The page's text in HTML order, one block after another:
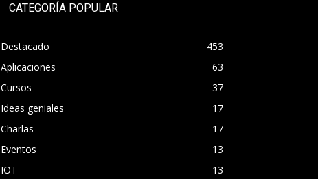
CATEGORÍA POPULAR
Destacado
453
Aplicaciones
63
Cursos
37
Ideas geniales
17
Charlas
17
Eventos
13
IOT
13